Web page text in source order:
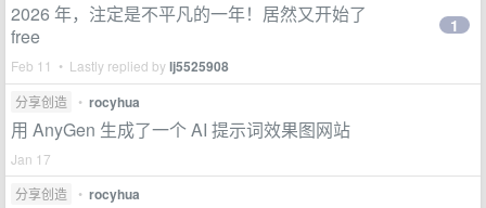
2026 年，注定是不平凡的一年！居然又开始了
free
Feb 11 • Lastly replied bylj5525908
1
分享创造 • rocyhua
用 AnyGen 生成了一个 AI 提示词效果图网站
Jan 17
分享创造
• rocyhua